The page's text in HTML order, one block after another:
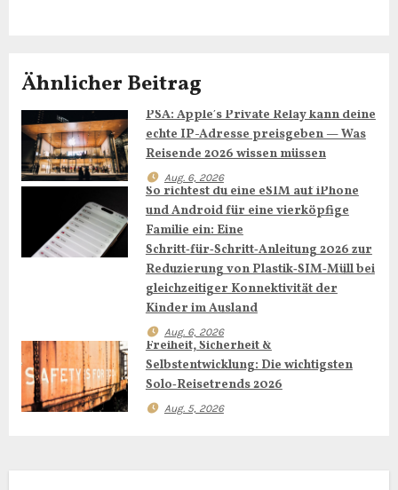
a
v
i
g
t
o
n
Ähnlicher Beitrag
PSA: Apple’s Private Relay kann deine
echte IP-Adresse preisgeben — Was
Reisende 2026 wissen müssen
Aug. 6, 2026
So richtest du eine eSIM auf iPhone
und Android für eine vierköpfige
Familie ein: Eine
Schritt‑für‑Schritt‑Anleitung 2026 zur
Reduzierung von Plastik‑SIM‑Müll bei
gleichzeitiger Konnektivität der
Kinder im Ausland
Aug. 6, 2026
Freiheit, Sicherheit &
Selbstentwicklung: Die wichtigsten
Solo‑Reisetrends 2026
Aug. 5, 2026